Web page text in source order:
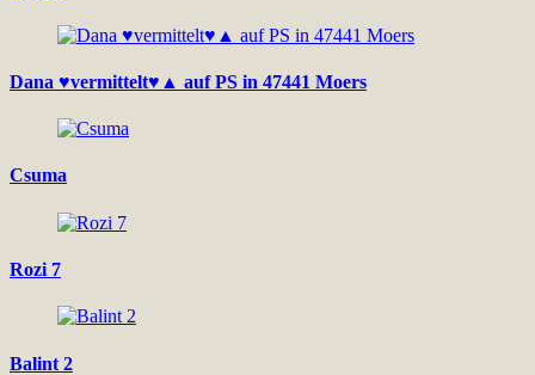
Dana ♥vermittelt♥▲ auf PS in 47441 Moers
Csuma
Rozi 7
Balint 2